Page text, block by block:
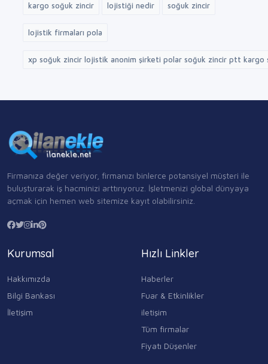
kargo soğuk zincir lojistiği nedir soğuk zincir
lojistik firmaları pola
xp soğuk zincir lojistik anonim şirketi polar soğuk zincir ptt kargo
Firmanıza değer veriyor, firmanızı binlerce potansiyel müşteri ile
buluşturarak iş hacminizi arttırıyoruz. İşletmenizi global dünyaya
açmak için hemen web sitemize kayıt olabilirsiniz.
Kurumsal
Hakkımızda
Bilgi Bankası
İletişim
Hızlı Linkler
Haberler
Fuar & Etkinlikler
iletişim
Tüm firmalar
Fiyatı Düşenler